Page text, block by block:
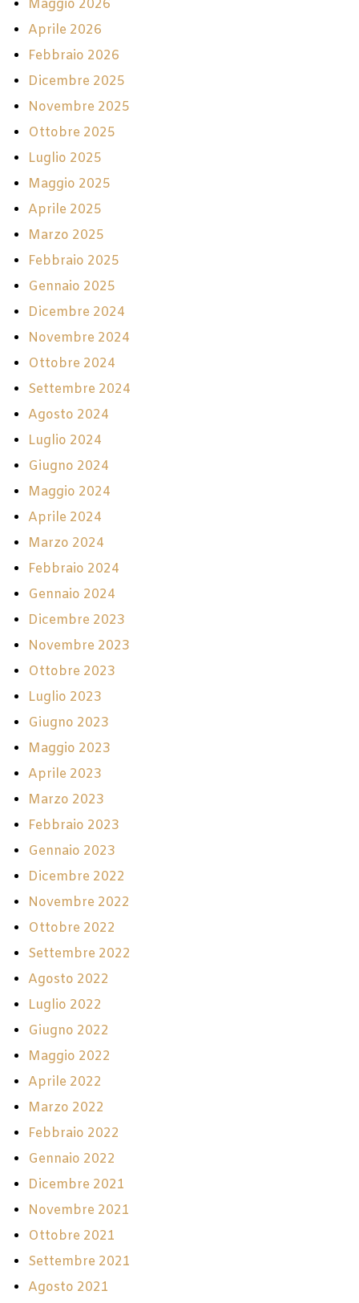
Maggio 2026
Aprile 2026
Febbraio 2026
Dicembre 2025
Novembre 2025
Ottobre 2025
Luglio 2025
Maggio 2025
Aprile 2025
Marzo 2025
Febbraio 2025
Gennaio 2025
Dicembre 2024
Novembre 2024
Ottobre 2024
Settembre 2024
Agosto 2024
Luglio 2024
Giugno 2024
Maggio 2024
Aprile 2024
Marzo 2024
Febbraio 2024
Gennaio 2024
Dicembre 2023
Novembre 2023
Ottobre 2023
Luglio 2023
Giugno 2023
Maggio 2023
Aprile 2023
Marzo 2023
Febbraio 2023
Gennaio 2023
Dicembre 2022
Novembre 2022
Ottobre 2022
Settembre 2022
Agosto 2022
Luglio 2022
Giugno 2022
Maggio 2022
Aprile 2022
Marzo 2022
Febbraio 2022
Gennaio 2022
Dicembre 2021
Novembre 2021
Ottobre 2021
Settembre 2021
Agosto 2021